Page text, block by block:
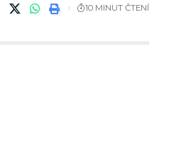
10 MINUT ČTENÍ